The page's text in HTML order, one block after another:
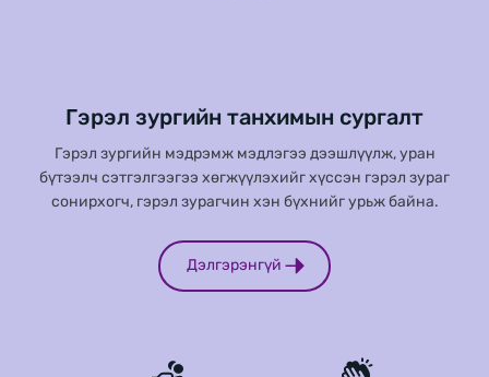
Гэрэл зургийн танхимын сургалт
Гэрэл зургийн мэдрэмж мэдлэгээ дээшлүүлж, уран
бүтээлч сэтгэлгээгээ хөгжүүлэхийг хүссэн гэрэл зураг
сонирхогч, гэрэл зурагчин хэн бүхнийг урьж байна.
Дэлгэрэнгүй